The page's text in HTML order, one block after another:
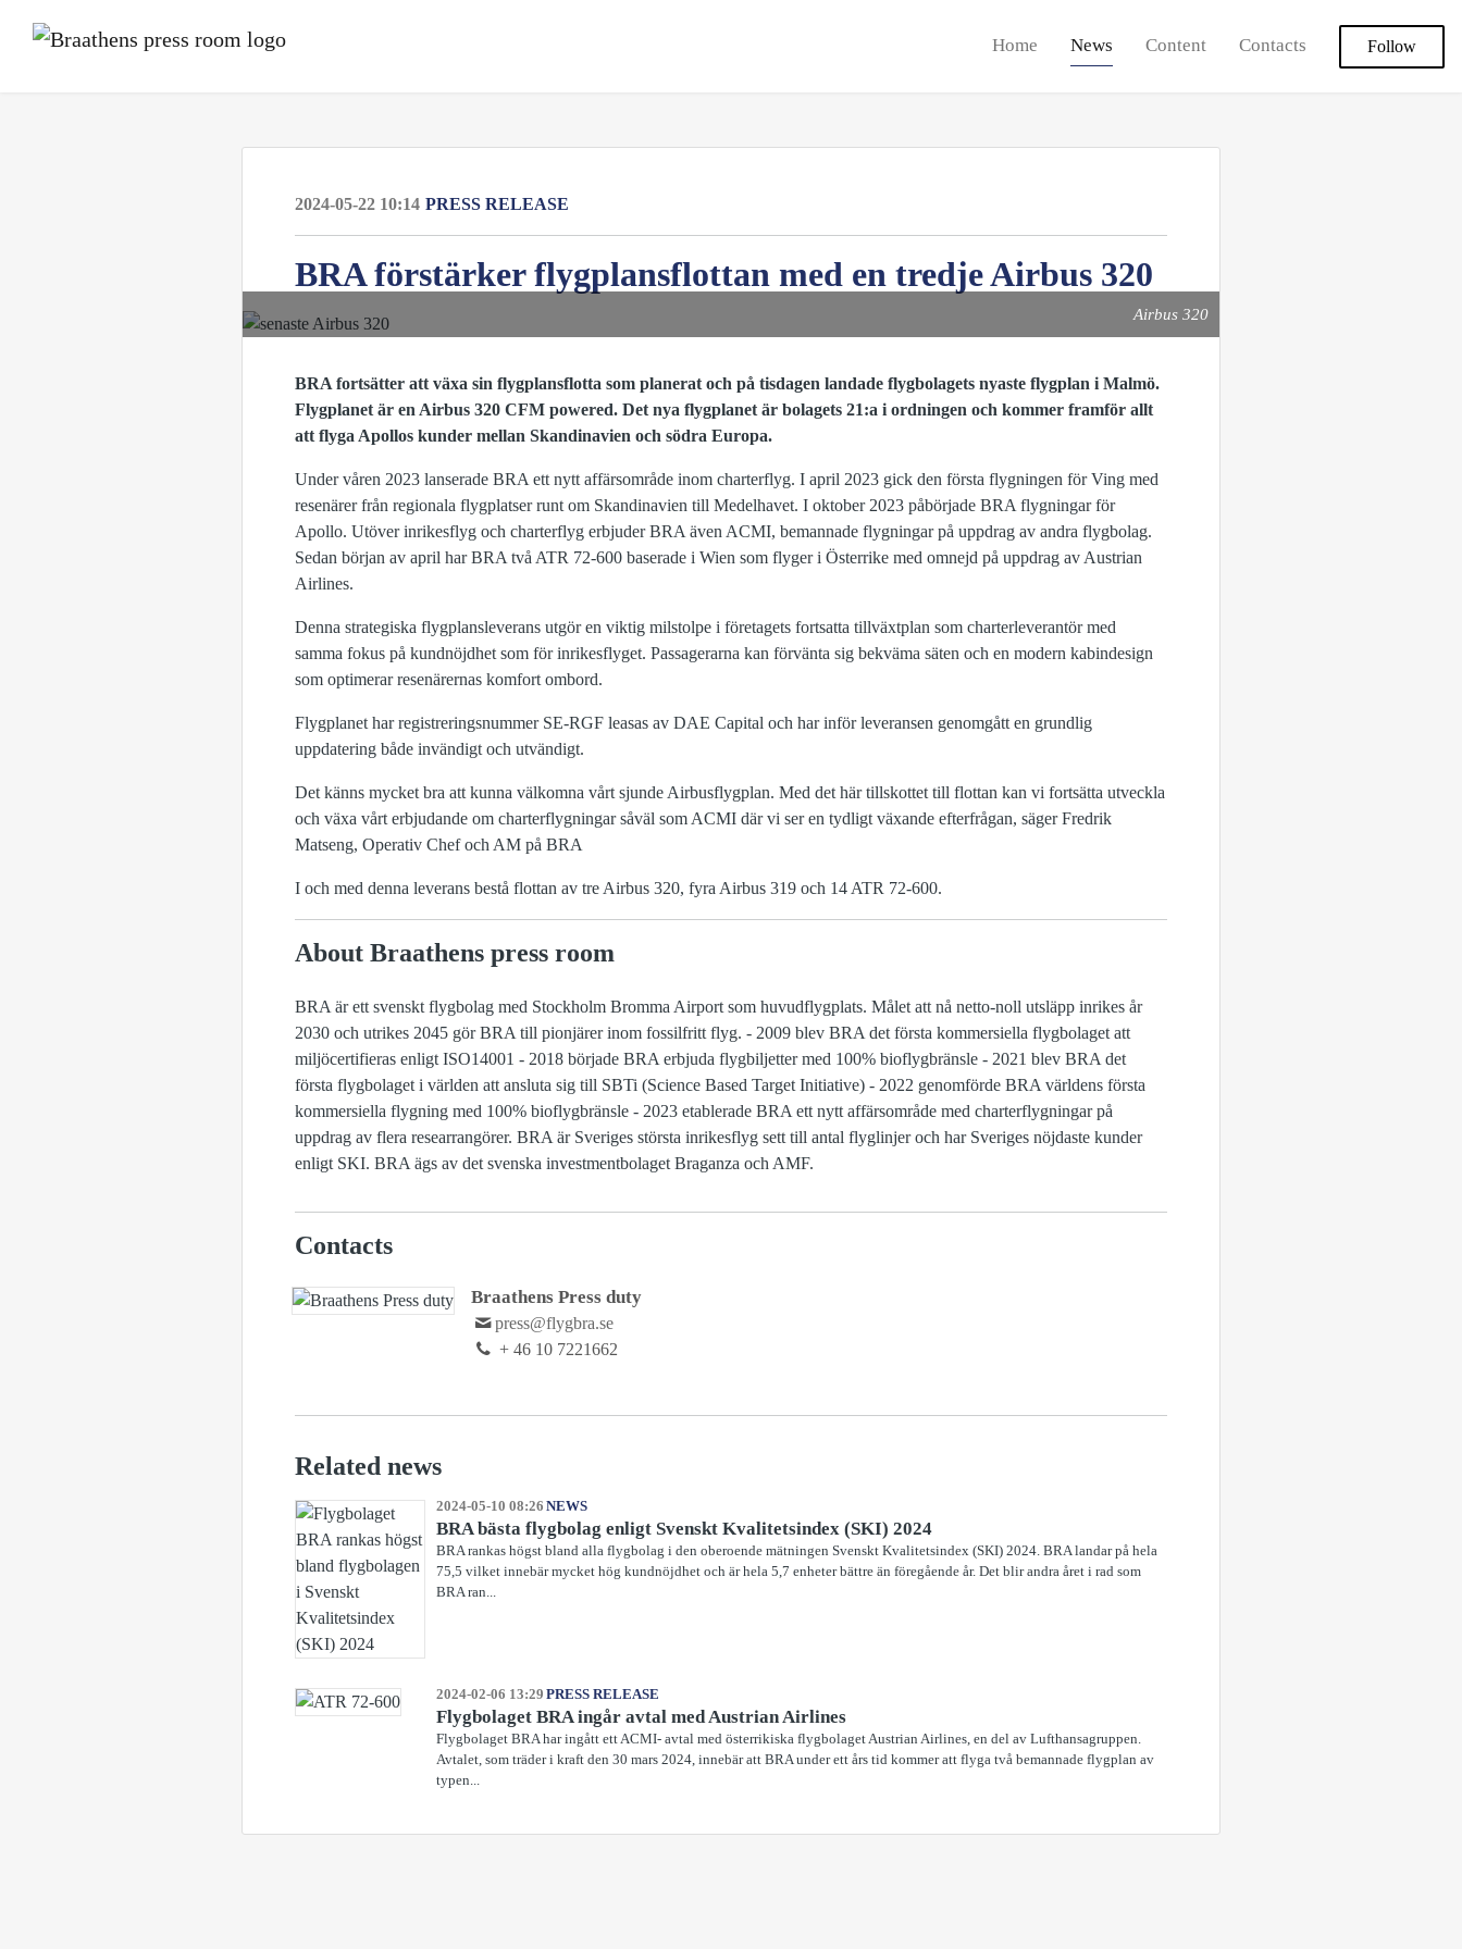
Home News Content Contacts Follow
2024-05-22 10:14 PRESS RELEASE
BRA förstärker flygplansflottan med en tredje Airbus 320
Airbus 320
BRA fortsätter att växa sin flygplansflotta som planerat och på tisdagen landade flygbolagets nyaste flygplan i Malmö.
Flygplanet är en Airbus 320 CFM powered. Det nya flygplanet är bolagets 21:a i ordningen och kommer framför allt
att flyga Apollos kunder mellan Skandinavien och södra Europa.
Under våren 2023 lanserade BRA ett nytt affärsområde inom charterflyg. I april 2023 gick den första flygningen för Ving med
resenärer från regionala flygplatser runt om Skandinavien till Medelhavet. I oktober 2023 påbörjade BRA flygningar för
Apollo. Utöver inrikesflyg och charterflyg erbjuder BRA även ACMI, bemannade flygningar på uppdrag av andra flygbolag.
Sedan början av april har BRA två ATR 72-600 baserade i Wien som flyger i Österrike med omnejd på uppdrag av Austrian
Airlines.
Denna strategiska flygplansleverans utgör en viktig milstolpe i företagets fortsatta tillväxtplan som charterleverantör med
samma fokus på kundnöjdhet som för inrikesflyget. Passagerarna kan förvänta sig bekväma säten och en modern kabindesign
som optimerar resenärernas komfort ombord.
Flygplanet har registreringsnummer SE-RGF leasas av DAE Capital och har inför leveransen genomgått en grundlig
uppdatering både invändigt och utvändigt.
Det känns mycket bra att kunna välkomna vårt sjunde Airbusflygplan. Med det här tillskottet till flottan kan vi fortsätta utveckla
och växa vårt erbjudande om charterflygningar såväl som ACMI där vi ser en tydligt växande efterfrågan, säger Fredrik
Matseng, Operativ Chef och AM på BRA
I och med denna leverans bestå flottan av tre Airbus 320, fyra Airbus 319 och 14 ATR 72-600.
About Braathens press room
BRA är ett svenskt flygbolag med Stockholm Bromma Airport som huvudflygplats. Målet att nå netto-noll utsläpp inrikes år
2030 och utrikes 2045 gör BRA till pionjärer inom fossilfritt flyg. - 2009 blev BRA det första kommersiella flygbolaget att
miljöcertifieras enligt ISO14001 - 2018 började BRA erbjuda flygbiljetter med 100% bioflygbränsle - 2021 blev BRA det
första flygbolaget i världen att ansluta sig till SBTi (Science Based Target Initiative) - 2022 genomförde BRA världens första
kommersiella flygning med 100% bioflygbränsle - 2023 etablerade BRA ett nytt affärsområde med charterflygningar på
uppdrag av flera researrangörer. BRA är Sveriges största inrikesflyg sett till antal flyglinjer och har Sveriges nöjdaste kunder
enligt SKI. BRA ägs av det svenska investmentbolaget Braganza och AMF.
Contacts
Braathens Press duty
press@flygbra.se
+ 46 10 7221662
Related news
2024-05-10 08:26 NEWS
BRA bästa flygbolag enligt Svenskt Kvalitetsindex (SKI) 2024
BRA rankas högst bland alla flygbolag i den oberoende mätningen Svenskt Kvalitetsindex (SKI) 2024. BRA landar på hela
75,5 vilket innebär mycket hög kundnöjdhet och är hela 5,7 enheter bättre än föregående år. Det blir andra året i rad som
BRA ran...
2024-02-06 13:29 PRESS RELEASE
Flygbolaget BRA ingår avtal med Austrian Airlines
Flygbolaget BRA har ingått ett ACMI- avtal med österrikiska flygbolaget Austrian Airlines, en del av Lufthansagruppen.
Avtalet, som träder i kraft den 30 mars 2024, innebär att BRA under ett års tid kommer att flyga två bemannade flygplan av
typen...